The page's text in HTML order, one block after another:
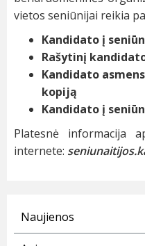
vietos seniūnijai reikia
Kandidato į
Rašytinį
Kandidato
kopiją
Kandidato į
Platesnė informacija
internete:
Naujienos